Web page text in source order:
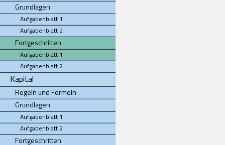
Grundlagen
Aufgabenblatt 1
Aufgabenblatt 2
Fortgeschritten
Aufgabenblatt 1
Aufgabenblatt 2
Kapital
Regeln und Formeln
Grundlagen
Aufgabenblatt 1
Aufgabenblatt 2
Fortgeschritten